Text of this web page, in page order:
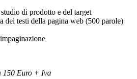
di prodotto e del target
dei testi della pagina web (500 parole)
150 Euro + Iva